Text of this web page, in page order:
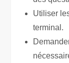
Utiliser
terminal.